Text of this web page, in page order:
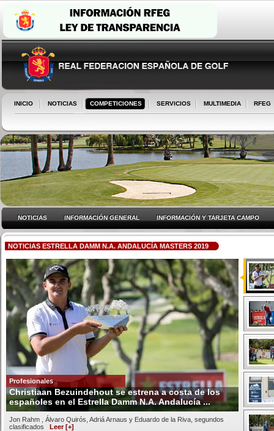
INICIO NOTICIAS COMPETICIONES SERVICIOS MULTIMEDIA RFEG
NOTICIAS INFORMACIÓN GENERAL INFORMACIÓN Y TARJETA CAMPO
NOTICIAS ESTRELLA DAMM N.A. ANDALUCÍA MASTERS 2019
Profesionales
Christiaan Bezuindehout se estrena a costa de los
españoles en el Estrella Damm N.A. Andalucía ...
Jon Rahm , Álvaro Quirós, Adriá Arnaus y Eduardo de la Riva, segundos
clasificados Leer [+]